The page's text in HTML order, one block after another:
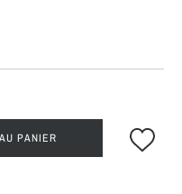
PANIER